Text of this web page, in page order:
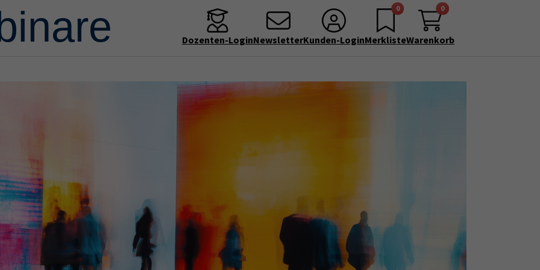
Dozenten-LoginNewsletterKunden-Login
0
Merkliste
0
Warenkorb